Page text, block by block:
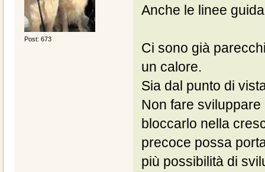
Post: 673
Anche le linee
Ci sono già
un calore.
Sia dal punto di
Non fare
bloccarlo nella
precoce possa
più possibilità di